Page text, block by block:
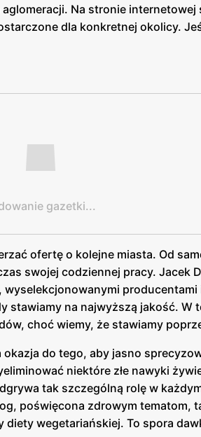
Na stronie
dla konkretnej okolicy.
gazetki...
ofertę o kolejne miasta. Od
swojej codziennej pracy. Jacek
wyselekcjonowanymi
stawiamy na najwyższą jakość. W
choć wiemy, że stawiamy
do tego, aby jasno
niektóre złe nawyki
tak szczególną rolę w
poświęcona zdrowym tematom,
wegetariańskiej. To spora